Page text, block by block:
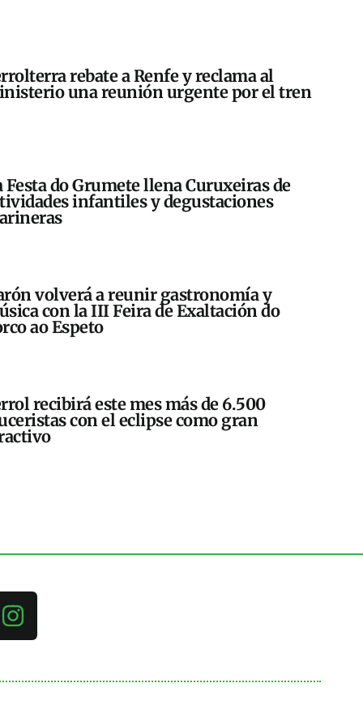
rebate a Renfe y reclama al
una reunión urgente por el tren
Festa do Grumete llena Curuxeiras de
infantiles y degustaciones
volverá a reunir gastronomía y
con la III Feira de Exaltación do
ao Espeto
recibirá este mes más de 6.500
con el eclipse como gran